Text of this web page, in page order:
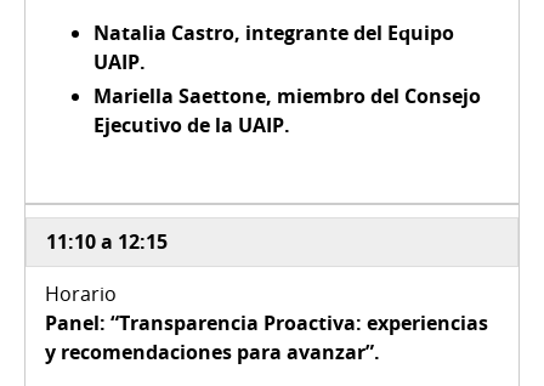
Natalia Castro, integrante del Equipo
UAIP.
Mariella Saettone, miembro del Consejo
Ejecutivo de la UAIP.
11:10 a 12:15
Panel: “Transparencia Proactiva: experiencias
y recomendaciones para avanzar”.